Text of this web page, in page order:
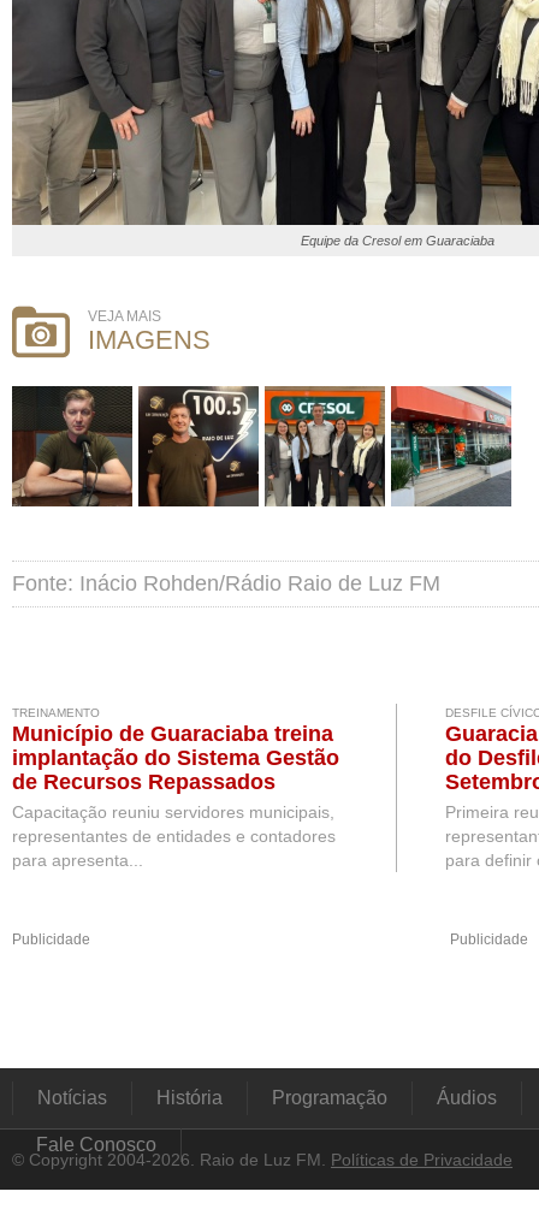
Equipe da Cresol em Guaraciaba
VEJA MAIS
IMAGENS
Fonte: Inácio Rohden/Rádio Raio de Luz FM
TREINAMENTO
Município de Guaraciaba treina
implantação do Sistema Gestão
de Recursos Repassados
Capacitação reuniu servidores municipais,
representantes de entidades e contadores
para apresenta...
DESFILE
do
Primeira
para definir
Publicidade Publicidade
Notícias História Programação Áudios
Fale Conosco
© Copyright 2004-2026. Raio de Luz FM. Políticas de Privacidade